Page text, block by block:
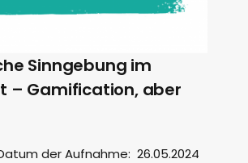
Sinngebung im
– Gamification, aber
der Aufnahme: 26.05.2024